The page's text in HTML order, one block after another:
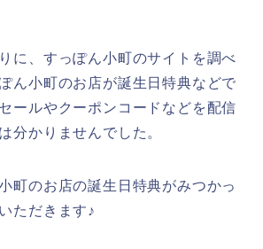
に、すっぽん小町のサイトを調べ
ん小町のお店が誕生日特典などで
ールやクーポンコードなどを配信
分かりませんでした。
町のお店の誕生日特典がみつかっ
ただきます♪